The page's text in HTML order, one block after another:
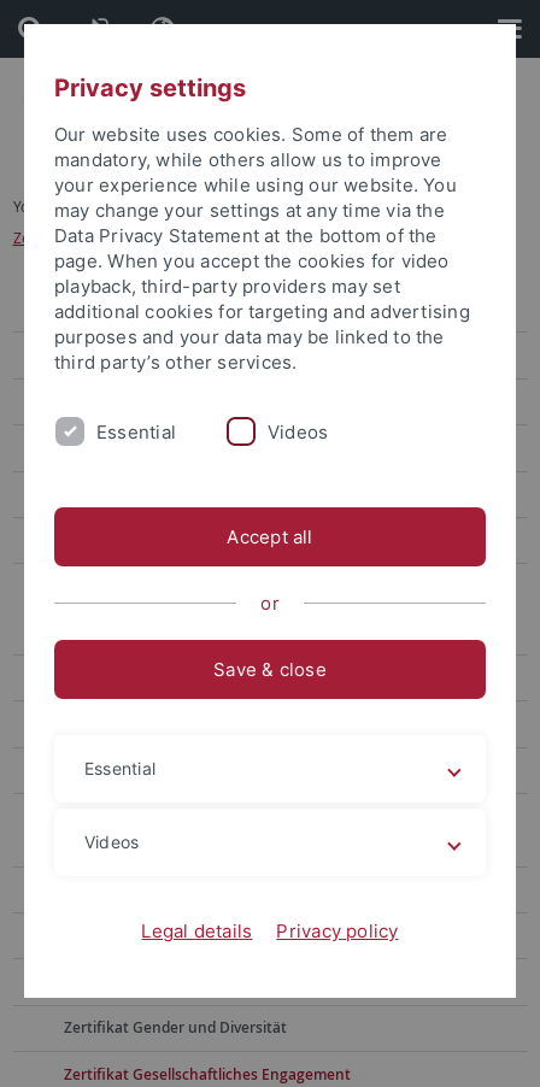
Skip
to
content
Skip
to
footer
You are here: Startseite
...
Zertifikat Gesellschaftliches Engagement
Verzeichnis der Studiengänge
Studiengänge in Kooperation mit anderen Universitäten
Masterstudiengänge
Zertifikat Bewegtbildproduktion
Rassismus
Zertifikat Entrepreneurship & Business
Zertifikat Gender und Diversität
Zertifikat Gesellschaftliches Engagement
Privacy settings
Our website uses cookies. Some of them are
mandatory, while others allow us to improve
your experience while using our website. You
may change your settings at any time via the
Data Privacy Statement at the bottom of the
page. When you accept the cookies for video
playback, third-party providers may set
additional cookies for targeting and advertising
purposes and your data may be linked to the
third party’s other services.
Essential Videos
Accept all
or
Save & close
Essential
Videos
Legal details Privacy policy